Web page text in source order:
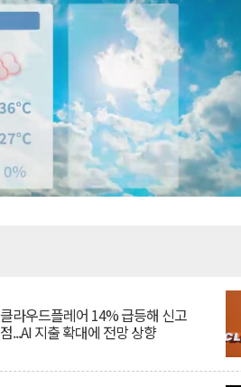
클라우드플레어 14% 급등해 신고
점...AI 지출 확대에 전망 상향